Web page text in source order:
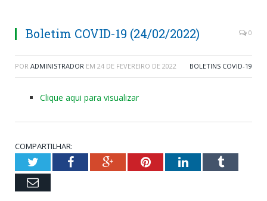
Boletim COVID-19 (24/02/2022) 0
POR ADMINISTRADOR EM 24 DE FEVEREIRO DE 2022 BOLETINS COVID-19
Clique aqui para visualizar
COMPARTILHAR:
TwitterFacebookGoogle+PinterestLinkedInTumblr
Email